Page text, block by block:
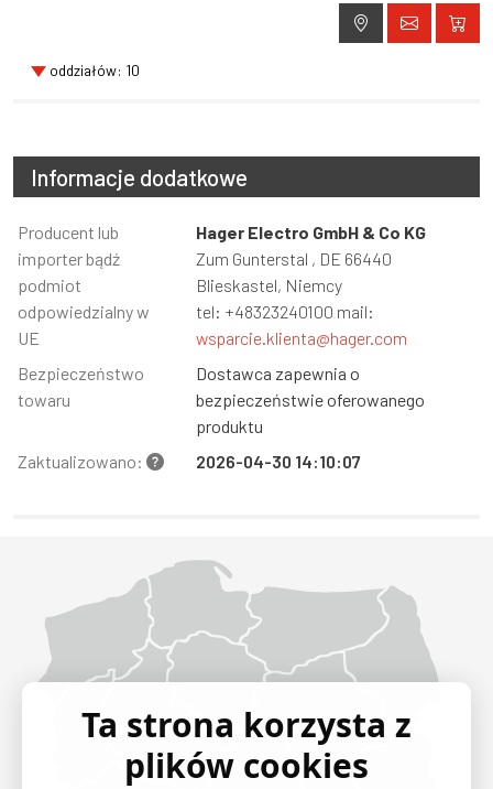
oddziałów: 10
Informacje dodatkowe
Informacja
Wartość
Producent lub
importer bądź
podmiot
odpowiedzialny w
UE
Hager Electro GmbH & Co KG
Zum Gunterstal , DE 66440
Blieskastel, Niemcy
tel: +48323240100 mail:
wsparcie.klienta@hager.com
Bezpieczeństwo
towaru
Dostawca zapewnia o
bezpieczeństwie oferowanego
produktu
Zaktualizowano:
2026-04-30 14:10:07
Ta strona korzysta z
plików cookies